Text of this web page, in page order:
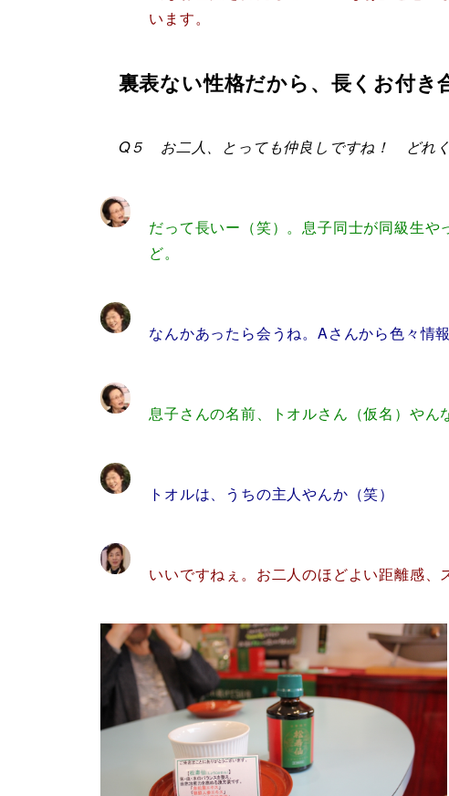
います。
裏表ない性格だから、長くお付き
Q５ お二人、とっても仲良しですね！ どれ
だって長いー（笑）。息子同士が同級生
ど。
なんかあったら会うね。Aさんから色々情
息子さんの名前、トオルさん（仮名）やん
トオルは、うちの主人やんか（笑）
いいですねぇ。お二人のほどよい距離感、